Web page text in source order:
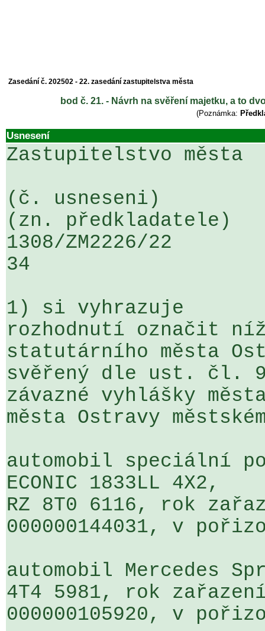
Zasedání č. 202502 - 22. zasedání zastupitelstva města
bod č. 21. - Návrh na svěření majetku, a to
(Poznámka:
Usnesení
Zastupitelstvo města
(č. usneseni)
(zn. předkladatele)
1308/ZM2226/22
34
1) si vyhrazuje
rozhodnutí označit
statutárního města
svěřený dle ust. čl.
závazné vyhlášky
města Ostravy
automobil speciální
ECONIC 1833LL 4X2,
RZ 8T0 6116, rok
000000144031, v
automobil Mercedes
4T4 5981, rok
000000105920, v